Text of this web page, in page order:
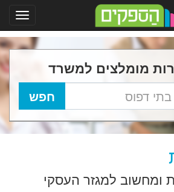
מומלצים למשרד
ומחשוב למגזר העסקי